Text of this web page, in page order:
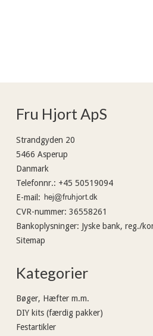
Fru Hjort ApS
Strandgyden 20
5466 Asperup
Danmark
Telefonnr.: +45 50519094
E-mail :
CVR-nummer: 36558261
Bankoplysninger: Jyske bank, reg./
Sitemap
Kategorier
Bøger, Hæfter m.m.
DIY kits (færdig pakker)
Festartikler